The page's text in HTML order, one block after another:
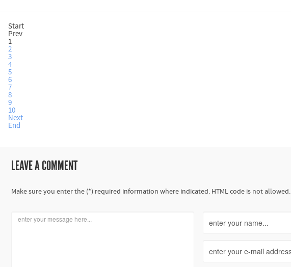
Start
Prev
1
2
3
4
5
6
7
8
9
10
Next
End
LEAVE A COMMENT
Make sure you enter the (*) required information where indicated. HTML code is not allowed.